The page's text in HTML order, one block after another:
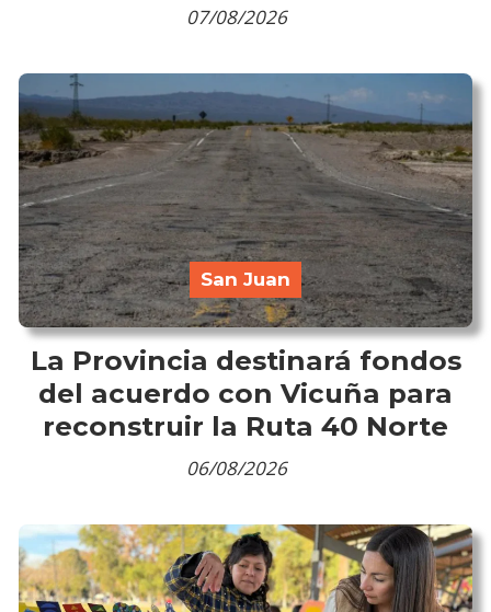
07/08/2026
La Provincia destinará fondos
del acuerdo con Vicuña para
reconstruir la Ruta 40 Norte
San Juan
06/08/2026